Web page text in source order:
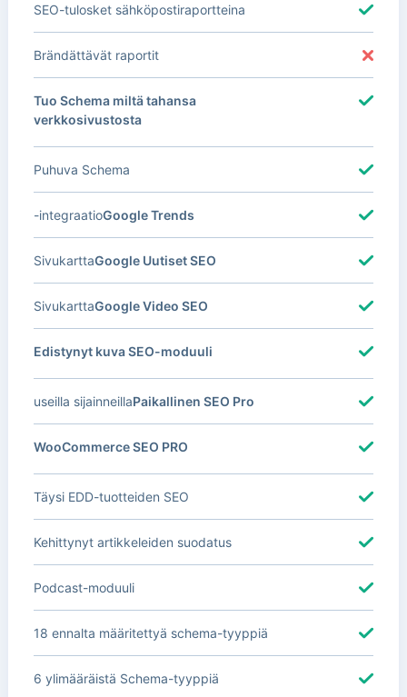
SEO-tulosket sähköpostiraportteina
Brändättävät raportit
Tuo Schema miltä tahansa
verkkosivustosta
Puhuva Schema
Google Trends
-integraatio
Google Uutiset SEO
Sivukartta
Google Video SEO
Sivukartta
Edistynyt kuva SEO-moduuli
Paikallinen SEO Pro
useilla sijainneilla
WooCommerce SEO PRO
Täysi EDD-tuotteiden SEO
Kehittynyt artikkeleiden suodatus
Podcast-moduuli
18 ennalta määritettyä schema-tyyppiä
6 ylimääräistä Schema-tyyppiä